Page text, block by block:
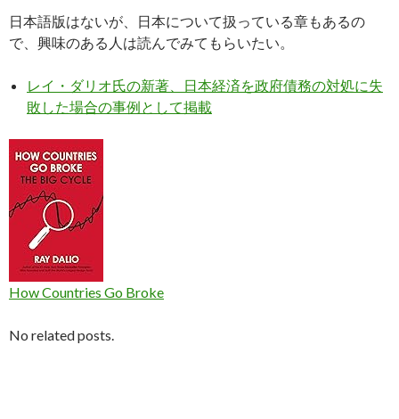
日本語版はないが、日本について扱っている章もあるの
で、興味のある人は読んでみてもらいたい。
レイ・ダリオ氏の新著、日本経済を政府債務の対処に失
敗した場合の事例として掲載
How Countries Go Broke
No related posts.